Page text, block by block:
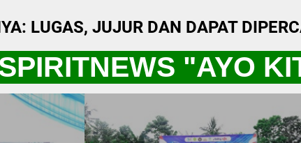
LUGAS, JUJUR DAN DAPAT
"AYO